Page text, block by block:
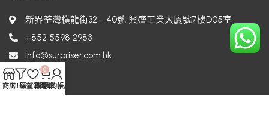
新界荃灣橫龍街32 - 40號 興盛工業大廈號7樓D05室
+852 5598 2983
info@surpriser.com.hk
商店Filters
願望清單
0
購物車我的帳戶